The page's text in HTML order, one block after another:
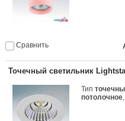
Сравнить
Точечный светильник
Тип
потолочное